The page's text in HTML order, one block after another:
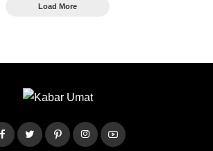
Load More